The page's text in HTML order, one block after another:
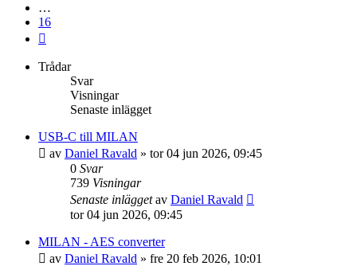
…
16
Trådar
Svar
Visningar
Senaste inlägget
USB-C till MILAN
av Daniel Ravald » tor 04 jun 2026, 09:45
0 Svar
739 Visningar
Senaste inläggetav Daniel Ravald
tor 04 jun 2026, 09:45
MILAN - AES converter
av Daniel Ravald » fre 20 feb 2026, 10:01